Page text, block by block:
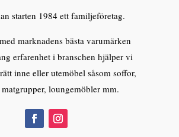
starten 1984 ett familjeföretag.
marknadens bästa varumärken
erfarenhet i branschen hjälper vi
inne eller utemöbel såsom soffor,
matgrupper, loungemöbler mm.